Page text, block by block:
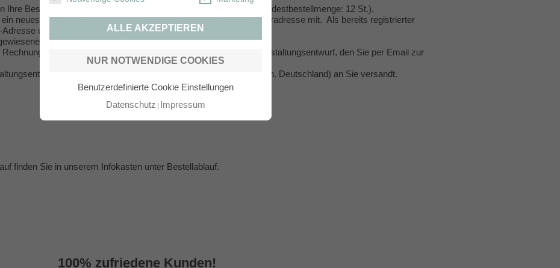
ALLE AKZEPTIEREN
NUR NOTWENDIGE COOKIES
Benutzerdefinierte Cookie Einstellungen
Datenschutz Impressum
Ihre Bestellung in der gewünschten Menge "In den Warenkorb" (Mindestbestellmenge: 12 St.).
neues Konto bei uns an und teilen uns Ihre Rechnungs- und Lieferadresse mit. Als bereits registrierter
und Ihrem Passwort ein.
Rechnungsbetrag auf unser Konto.
auf unserem Konto erstellen wir Ihnen einen Gestaltungsentwurf, den Sie per Email zur
frei, werden Ihre Karten gedruckt und kostenlos (innerh. Deutschland) an Sie versandt.
finden Sie in unserem Infokasten unter Bestellablauf.
100% zufriedene Kunden!